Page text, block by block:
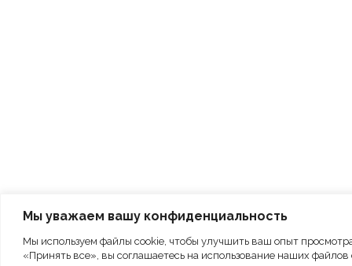
Мы уважаем вашу конфиденциальность
Мы используем файлы cookie, чтобы улучшить ваш опыт
«Принять все», вы соглашаетесь на использование наших файлов